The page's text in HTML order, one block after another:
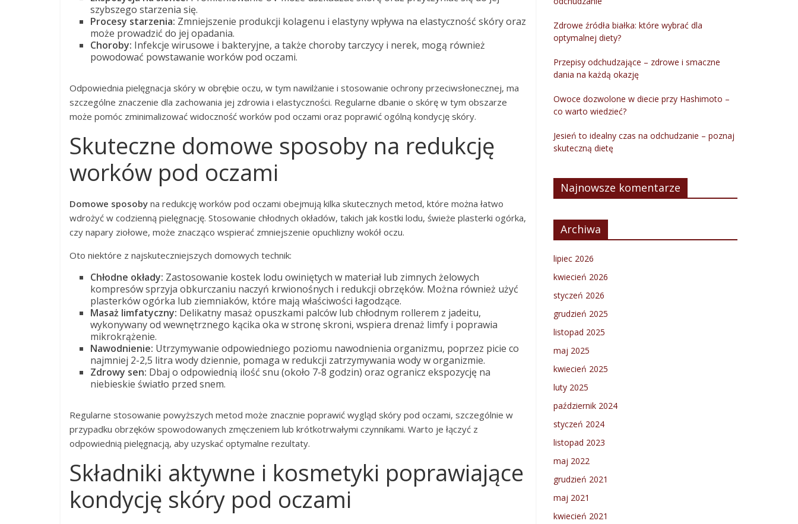
szybszego starzenia się.
Procesy starzenia: Zmniejszenie produkcji kolagenu i elastyny wpływa na elastyczność skóry oraz
może prowadzić do jej opadania.
Choroby: Infekcje wirusowe i bakteryjne, a także choroby tarczycy i nerek, mogą również
powodować powstawanie worków pod oczami.
Odpowiednia pielęgnacja skóry w obrębie oczu, w tym nawilżanie i stosowanie ochrony przeciwsłonecznej, ma
szczególne znaczenie dla zachowania jej zdrowia i elastyczności. Regularne dbanie o skórę w tym obszarze
może pomóc zminimalizować widoczność worków pod oczami oraz poprawić ogólną kondycję skóry.
Skuteczne domowe sposoby na redukcję
worków pod oczami
Domowe sposoby na redukcję worków pod oczami obejmują kilka skutecznych metod, które można łatwo
wdrożyć w codzienną pielęgnację. Stosowanie chłodnych okładów, takich jak kostki lodu, świeże plasterki ogórka,
czy napary ziołowe, może znacząco wspierać zmniejszenie opuchlizny wokół oczu.
Oto niektóre z najskuteczniejszych domowych technik:
Chłodne okłady: Zastosowanie kostek lodu owiniętych w materiał lub zimnych żelowych
kompresów sprzyja obkurczaniu naczyń krwionośnych i redukcji obrzęków. Można również użyć
plasterków ogórka lub ziemniaków, które mają właściwości łagodzące.
Masaż limfatyczny: Delikatny masaż opuszkami palców lub chłodnym rollerem z jadeitu,
wykonywany od wewnętrznego kącika oka w stronę skroni, wspiera drenaż limfy i poprawia
mikrokrążenie.
Nawodnienie: Utrzymywanie odpowiedniego poziomu nawodnienia organizmu, poprzez picie co
najmniej 2-2,5 litra wody dziennie, pomaga w redukcji zatrzymywania wody w organizmie.
Zdrowy sen: Dbaj o odpowiednią ilość snu (około 7-8 godzin) oraz ogranicz ekspozycję na
niebieskie światło przed snem.
Regularne stosowanie powyższych metod może znacznie poprawić wygląd skóry pod oczami, szczególnie w
przypadku obrzęków spowodowanych zmęczeniem lub krótkotrwałymi czynnikami. Warto je łączyć z
odpowiednią pielęgnacją, aby uzyskać optymalne rezultaty.
Składniki aktywne i kosmetyki poprawiające
kondycję skóry pod oczami
Zdrowe źródła białka: które wybrać dla
optymalnej diety?
Przepisy odchudzające – zdrowe i smaczne
dania na każdą okazję
Owoce dozwolone w diecie przy Hashimoto –
co warto wiedzieć?
Jesień to idealny czas na odchudzanie – poznaj
skuteczną dietę
Najnowsze komentarze
Archiwa
lipiec 2026
kwiecień 2026
styczeń 2026
grudzień 2025
listopad 2025
maj 2025
kwiecień 2025
luty 2025
październik 2024
styczeń 2024
listopad 2023
maj 2022
grudzień 2021
maj 2021
kwiecień 2021